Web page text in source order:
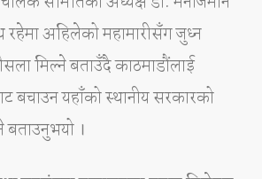
रहेमा अहिलेको महामारीसँग जुध्न
मिल्ने बताउँदै काठमाडौंलाई
बचाउन यहाँको स्थानीय सरकारको
बताउनुभयो ।